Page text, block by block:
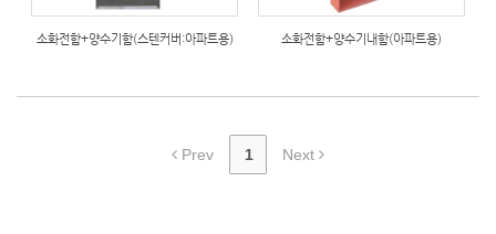
소화전함+양수기함(스텐커버:아파트용) 소화전함+양수기내함(아파트용)
Prev 1 Next